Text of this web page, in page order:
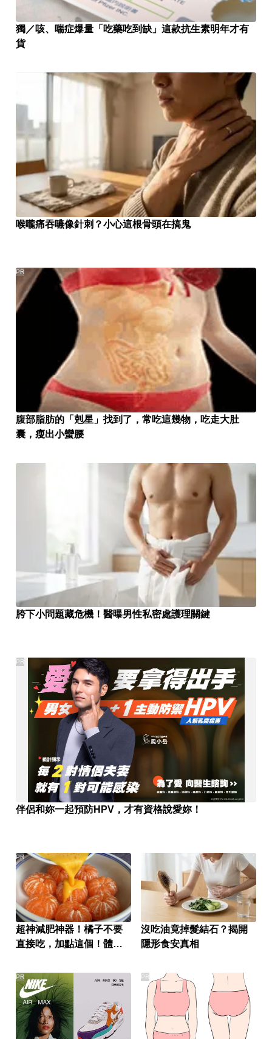
獨／咳、喘症爆量「吃藥吃到缺」這款抗生素明年才有
貨
喉嚨痛吞嚥像針刺？小心這根骨頭在搞鬼
腹部脂肪的「剋星」找到了，常吃這幾物，吃走大肚
囊，瘦出小蠻腰
PR
胯下小問題藏危機！醫曝男性私密處護理關鍵
伴侶和妳一起預防HPV，才有資格說愛妳！
PR
超神減肥神器！橘子不要
直接吃，加點這個！體重
PR
沒吃油竟掉髮結石？揭開
隱形食安真相
PR PR